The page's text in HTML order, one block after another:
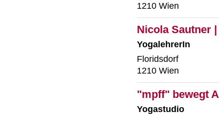
1210 Wien
Nicola Sautner
YogalehrerIn
Floridsdorf
1210 Wien
"mpff" bewegt
Yogastudio